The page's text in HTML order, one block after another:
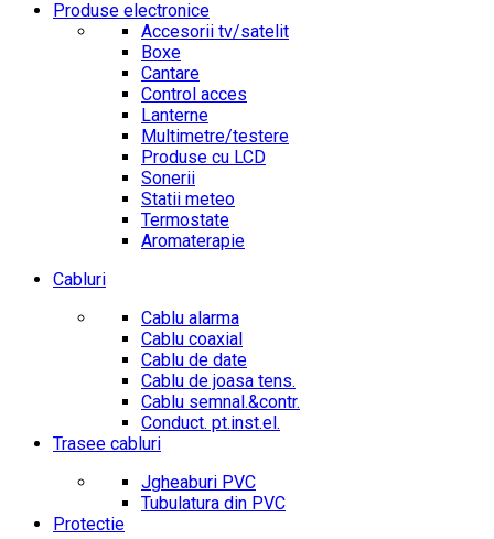
Produse electronice
Accesorii tv/satelit
Boxe
Cantare
Control acces
Lanterne
Multimetre/testere
Produse cu LCD
Sonerii
Statii meteo
Termostate
Aromaterapie
Cabluri
Cablu alarma
Cablu coaxial
Cablu de date
Cablu de joasa tens.
Cablu semnal.&contr.
Conduct. pt.inst.el.
Trasee cabluri
Jgheaburi PVC
Tubulatura din PVC
Protectie